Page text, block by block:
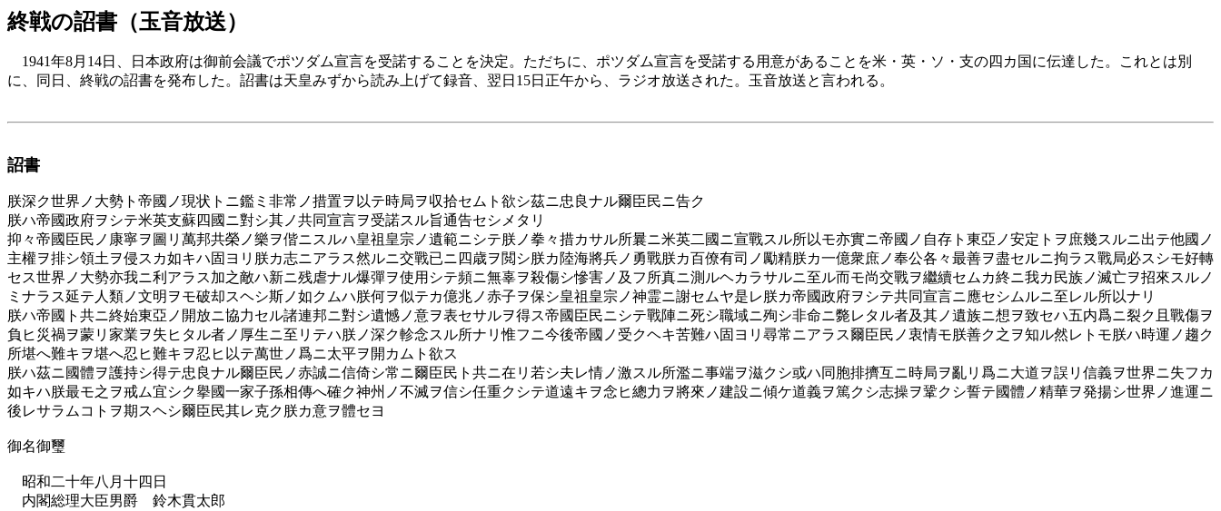
終戦の詔書（玉音放送）
1941年8月14日、日本政府は御前会議でポツダム宣言を受諾することを決定。ただちに、ポツダム宣言を受諾する用意があることを米・英・ソ・支の四カ国に伝達した。これとは別
に、同日、終戦の詔書を発布した。詔書は天皇みずから読み上げて録音、翌日15日正午から、ラジオ放送された。玉音放送と言われる。
詔書
朕深ク世界ノ大勢ト帝國ノ現状トニ鑑ミ非常ノ措置ヲ以テ時局ヲ収拾セムト欲シ茲ニ忠良ナル爾臣民ニ告ク
朕ハ帝國政府ヲシテ米英支蘇四國ニ對シ其ノ共同宣言ヲ受諾スル旨通告セシメタリ
抑々帝國臣民ノ康寧ヲ圖リ萬邦共榮ノ樂ヲ偕ニスルハ皇祖皇宗ノ遺範ニシテ朕ノ拳々措カサル所曩ニ米英二國ニ宣戰スル所以モ亦實ニ帝國ノ自存ト東亞ノ安定トヲ庶幾スルニ出テ他國ノ
主權ヲ排シ領土ヲ侵スカ如キハ固ヨリ朕カ志ニアラス然ルニ交戰已ニ四歳ヲ閲シ朕カ陸海將兵ノ勇戰朕カ百僚有司ノ勵精朕カ一億衆庶ノ奉公各々最善ヲ盡セルニ拘ラス戰局必スシモ好轉
セス世界ノ大勢亦我ニ利アラス加之敵ハ新ニ残虐ナル爆彈ヲ使用シテ頻ニ無辜ヲ殺傷シ慘害ノ及フ所真ニ測ルヘカラサルニ至ル而モ尚交戰ヲ繼續セムカ終ニ我カ民族ノ滅亡ヲ招來スルノ
ミナラス延テ人類ノ文明ヲモ破却スヘシ斯ノ如クムハ朕何ヲ似テカ億兆ノ赤子ヲ保シ皇祖皇宗ノ神霊ニ謝セムヤ是レ朕カ帝國政府ヲシテ共同宣言ニ應セシムルニ至レル所以ナリ
朕ハ帝國ト共ニ終始東亞ノ開放ニ協力セル諸連邦ニ對シ遺憾ノ意ヲ表セサルヲ得ス帝國臣民ニシテ戰陣ニ死シ職域ニ殉シ非命ニ斃レタル者及其ノ遺族ニ想ヲ致セハ五内爲ニ裂ク且戰傷ヲ
負ヒ災禍ヲ蒙リ家業ヲ失ヒタル者ノ厚生ニ至リテハ朕ノ深ク軫念スル所ナリ惟フニ今後帝國ノ受クヘキ苦難ハ固ヨリ尋常ニアラス爾臣民ノ衷情モ朕善ク之ヲ知ル然レトモ朕ハ時運ノ趨ク
所堪へ難キヲ堪へ忍ヒ難キヲ忍ヒ以テ萬世ノ爲ニ太平ヲ開カムト欲ス
朕ハ茲ニ國體ヲ護持シ得テ忠良ナル爾臣民ノ赤誠ニ信倚シ常ニ爾臣民ト共ニ在リ若シ夫レ情ノ激スル所濫ニ事端ヲ滋クシ或ハ同胞排擠互ニ時局ヲ亂リ爲ニ大道ヲ誤リ信義ヲ世界ニ失フカ
如キハ朕最モ之ヲ戒ム宜シク擧國一家子孫相傳へ確ク神州ノ不滅ヲ信シ任重クシテ道遠キヲ念ヒ總力ヲ將來ノ建設ニ傾ケ道義ヲ篤クシ志操ヲ鞏クシ誓テ國體ノ精華ヲ発揚シ世界ノ進運ニ
後レサラムコトヲ期スヘシ爾臣民其レ克ク朕カ意ヲ體セヨ
御名御璽
昭和二十年八月十四日
内閣総理大臣男爵 鈴木貫太郎